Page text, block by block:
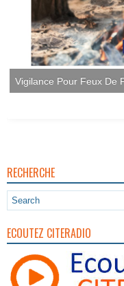
RECHERCHE
ECOUTEZ CITERADIO